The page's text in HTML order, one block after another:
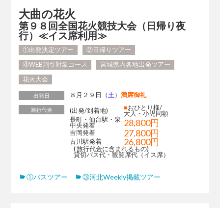
大曲の花火
第９８回全国花火競技大会（日帰り夜
行）≪イス席利用≫
①出発決定ツアー
②日帰りツアー
④WEB割引対象コース
宮城県内各地出発ツアー
花火大会
出発日 ８月２９日（ 土 ）満席御礼
旅行代金 (出発/到着地) ■おひとり様/
大人・小児同額
長町・仙台駅・泉
中央発着
28,800円
吉岡発着 27,800円
古川駅発着 26,800円
( 旅行代金に含まれるもの)
貸切バス代・観覧席代（イス席）
①バスツアー ③河北Weekly掲載ツアー